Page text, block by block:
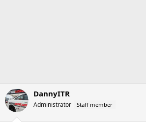
DannyITR
Administrator Staff member